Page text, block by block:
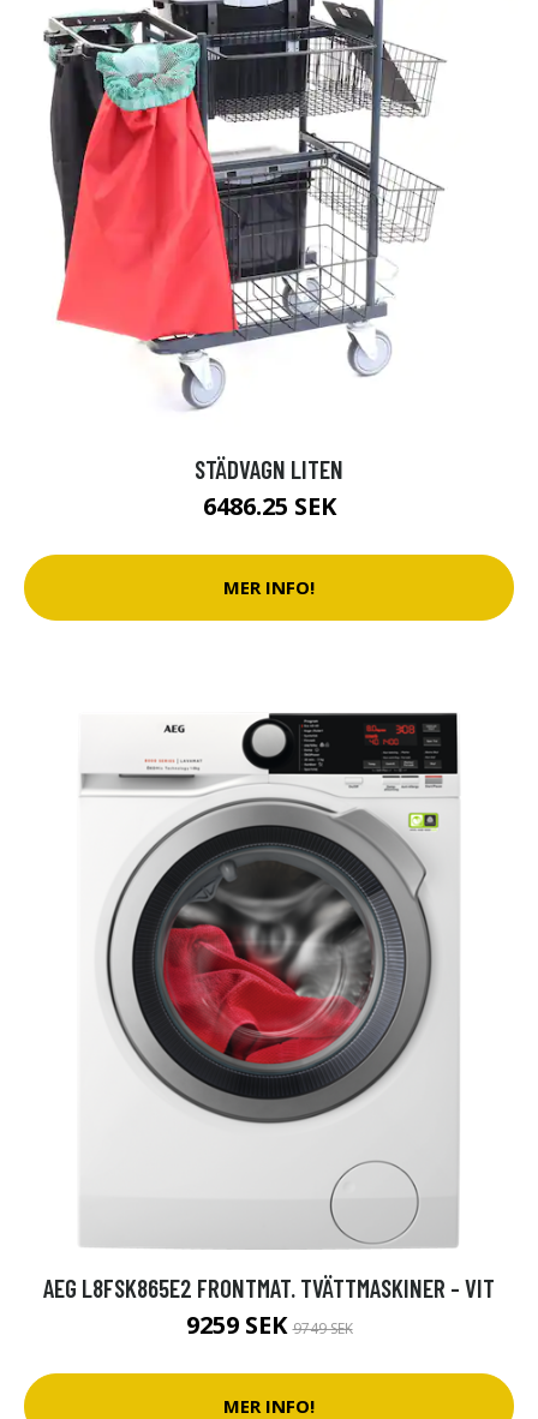
STÄDVAGN LITEN
6486.25 SEK
MER INFO!
AEG L8FSK865E2 FRONTMAT. TVÄTTMASKINER - VIT
9259 SEK9749 SEK
MER INFO!